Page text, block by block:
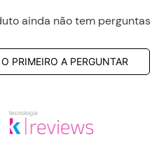
ainda não tem perguntas
PRIMEIRO A PERGUNTAR